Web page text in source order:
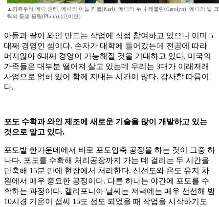
▲좌측부터 에릭 웬티, 에릭의 아들 카를(Karl), 에릭의 누나 캐롤린(Carolyn), 에릭의 딸
릭의 동생 필립(Philip).(고이란)
아들과 딸이 와인 만드는 작업에 직접 참여하고 있으니 이미 5
대째 경영인 셈이다. 손자가 대학에 들어갔는데 전공에 따라
머지않아 6대째 경영이 가능해질 것을 기대하고 있다. 미국의
가족들은 대부분 떨어져 살고 있는데 우리는 3대가 이래저래
사업으로 얽혀 있어 함께 지내는 시간이 많다. 감사할 따름이
다.
포도 수확과 와인 제조에 새로운 기술을 많이 개발하고 있는
것으로 알고 있다.
포도밭 한가운데에서 바로 포도압축 공정을 하는 것이 그중 하
나다. 포도를 수확해 처리공장까지 가는 데 걸리는 두 시간을
단축해 15분 만에 현장에서 처리한다. 신선도와 온도 유지 차
원에서 매우 중요한 공정이다. 다른 하나는 야간에 포도를 수
확하는 과정이다. 캘리포니아 날씨는 저녁에는 매우 선선해 밤
10시경 기온이 섭씨 15도 정도 되었을 때 작업을 시작하기도